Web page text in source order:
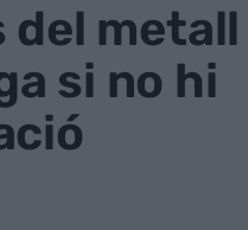
del metall
si no hi